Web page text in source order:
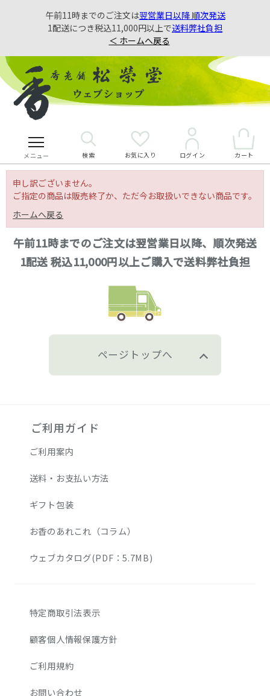
午前11時までのご注文は翌営業日以降 順次発送
1配送につき税込11,000円以上で送料弊社負担
＜ ホームへ戻る
メニュー 検索 お気に入り ログイン カート
申し訳ございません。
ご指定の商品は販売終了か、ただ今お取扱いできない商品です。
ホームへ戻る
午前11時までのご注文は翌営業日以降、順次発送
1配送 税込11,000円以上ご購入で送料弊社負担
ページトップへ
ご利用ガイド
ご利用案内
送料・お支払い方法
ギフト包装
お香のあれこれ（コラム）
ウェブカタログ(PDF：5.7MB)
特定商取引法表示
顧客個人情報保護方針
ご利用規約
お問い合わせ